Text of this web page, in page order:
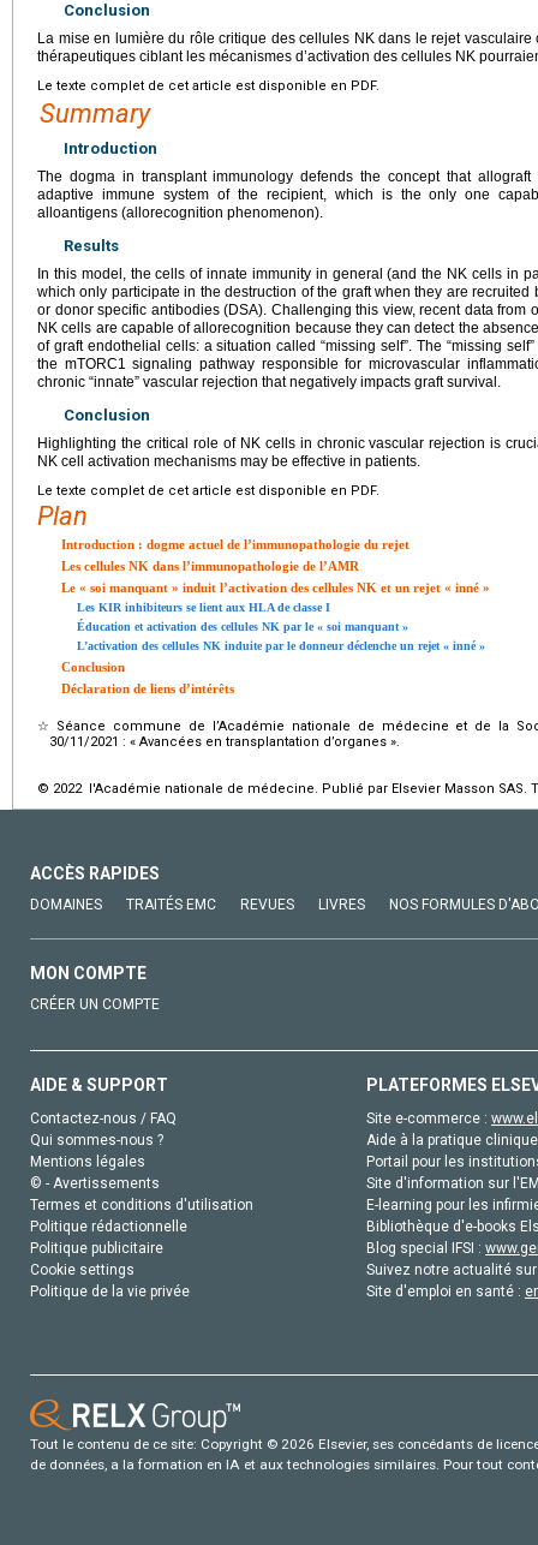
Conclusion
La mise en lumière du rôle critique des cellules NK dans le rejet
thérapeutiques ciblant les mécanismes d’activation des cellules NK
Le texte complet de cet article est disponible en PDF.
Summary
Introduction
The dogma in transplant immunology defends the concept that
adaptive immune system of the recipient, which is the only one
alloantigens (allorecognition phenomenon).
Results
In this model, the cells of innate immunity in general (and the NK cells in
which only participate in the destruction of the graft when they are
or donor specific antibodies (DSA). Challenging this view, recent data from
NK cells are capable of allorecognition because they can detect the
of graft endothelial cells: a situation called “missing self”. The “missing
the mTORC1 signaling pathway responsible for microvascular
chronic “innate” vascular rejection that negatively impacts graft survival.
Conclusion
Highlighting the critical role of NK cells in chronic vascular rejection is
NK cell activation mechanisms may be effective in patients.
Le texte complet de cet article est disponible en PDF.
Plan
Introduction : dogme actuel de l’immunopathologie du rejet
Les cellules NK dans l’immunopathologie de l’AMR
Le « soi manquant » induit l’activation des cellules NK et un rejet « inné »
Les KIR inhibiteurs se lient aux HLA de classe I
Éducation et activation des cellules NK par le « soi manquant »
L’activation des cellules NK induite par le donneur déclenche un rejet « inné »
Conclusion
Déclaration de liens d’intérêts
☆
Séance commune de l’Académie nationale de médecine et de la
30/11/2021 : « Avancées en transplantation d’organes ».
© 2022 l'Académie nationale de médecine. Publié par Elsevier Masson SAS.
ACCÈS RAPIDES
DOMAINES TRAITÉS EMC REVUES LIVRES NOS FORMULES
MON COMPTE
CRÉER UN COMPTE
AIDE & SUPPORT
Contactez-nous / FAQ
Qui sommes-nous ?
Mentions légales
© - Avertissements
Termes et conditions d'utilisation
Politique rédactionnelle
Politique publicitaire
Cookie settings
Politique de la vie privée
PLATEFORMES
Site e-commerce :
Aide à la pratique
Portail pour les
Site d'information sur
E-learning pour les
Bibliothèque d'e-books
Blog special IFSI :
Suivez notre actualité
Site d'emploi en santé :
Tout le contenu de ce site: Copyright © 2026 Elsevier, ses concédants de
de données, a la formation en IA et aux technologies similaires. Pour tout